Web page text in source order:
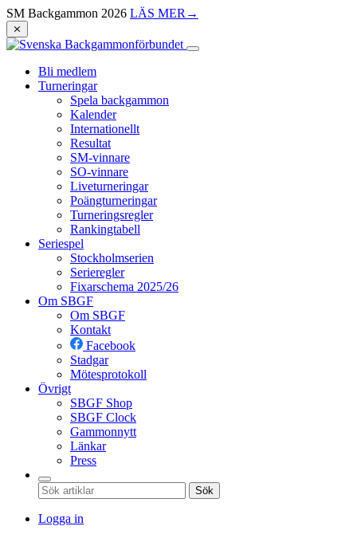
SM Backgammon 2026 LÄS MER →
⨯
Bli medlem
Turneringar
Spela backgammon
Kalender
Internationellt
Resultat
SM-vinnare
SO-vinnare
Liveturneringar
Poängturneringar
Turneringsregler
Rankingtabell
Seriespel
Stockholmserien
Serieregler
Fixarschema 2025/26
Om SBGF
Om SBGF
Kontakt
Facebook
Stadgar
Mötesprotokoll
Övrigt
SBGF Shop
SBGF Clock
Gammonnytt
Länkar
Press
Sök
Logga in